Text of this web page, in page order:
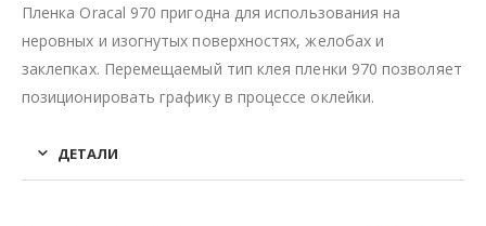
Пленка Oracal 970 пригодна для использования на
неровных и изогнутых поверхностях, желобах и
заклепках. Перемещаемый тип клея пленки 970 позволяет
позиционировать графику в процессе оклейки.
ДЕТАЛИ